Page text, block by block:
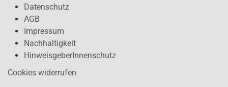
Datenschutz
AGB
Impressum
Nachhaltigkeit
HinweisgeberInnenschutz
Cookies widerrufen